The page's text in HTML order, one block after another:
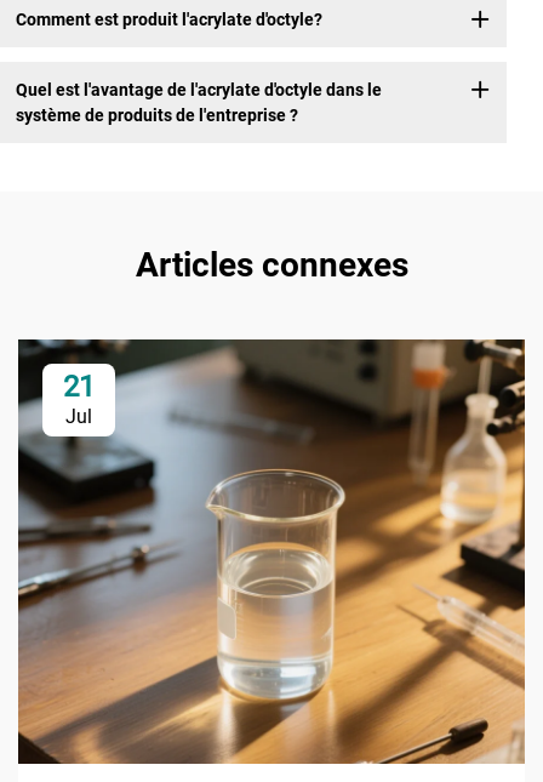
Comment est produit l'acrylate d'octyle?
Quel est l'avantage de l'acrylate d'octyle dans le
système de produits de l'entreprise ?
Articles connexes
21
Jul